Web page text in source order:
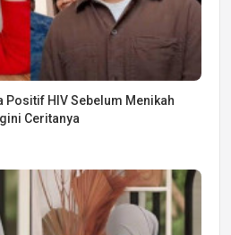
Positif HIV Sebelum Menikah
Ceritanya